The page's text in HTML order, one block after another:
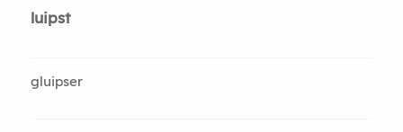
luipst
gluipser